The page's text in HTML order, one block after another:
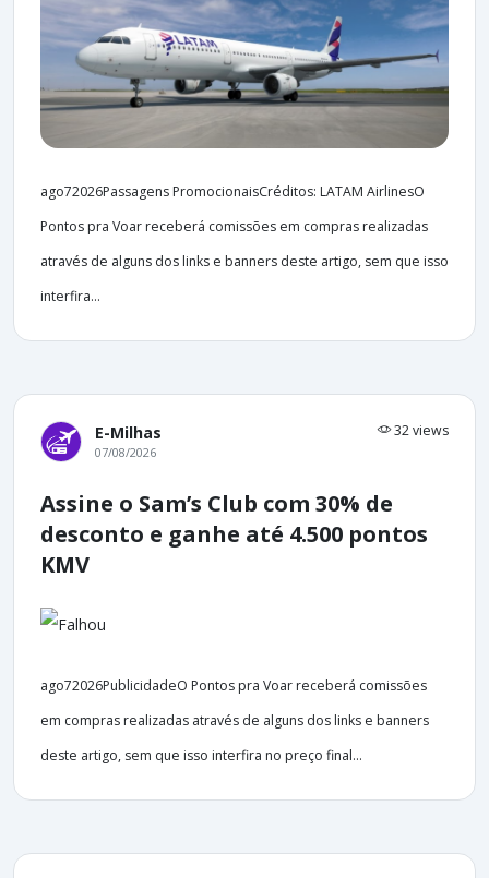
ago72026Passagens PromocionaisCréditos: LATAM AirlinesO
Pontos pra Voar receberá comissões em compras realizadas
através de alguns dos links e banners deste artigo, sem que isso
interfira...
E-Milhas 32 views
07/08/2026
Assine o Sam’s Club com 30% de
desconto e ganhe até 4.500 pontos
KMV
ago72026PublicidadeO Pontos pra Voar receberá comissões
em compras realizadas através de alguns dos links e banners
deste artigo, sem que isso interfira no preço final...